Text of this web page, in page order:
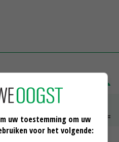
€ 1,09~ € 1,11
uw toestemming om uw
voor het volgende: